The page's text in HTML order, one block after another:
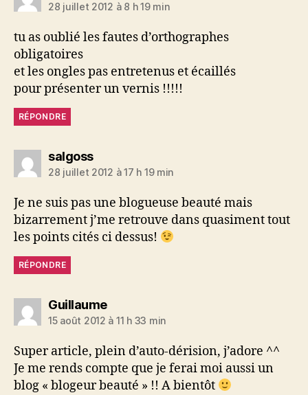
28 juillet 2012 à 8 h 19 min
tu as oublié les fautes d’orthographes
obligatoires
et les ongles pas entretenus et écaillés
pour présenter un vernis !!!!!
RÉPONDRE
salgossdit :
28 juillet 2012 à 17 h 19 min
Je ne suis pas une blogueuse beauté mais
bizarrement j’me retrouve dans quasiment tout
les points cités ci dessus!
RÉPONDRE
Guillaumedit :
15 août 2012 à 11 h 33 min
Super article, plein d’auto-dérision, j’adore ^^
Je me rends compte que je ferai moi aussi un
blog « blogeur beauté » !! A bientôt